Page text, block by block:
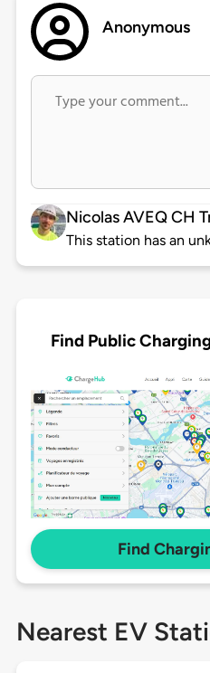
Anonymous
Nicolas AVEQ CH
This station has an
Find Public
Find
Nearest EV